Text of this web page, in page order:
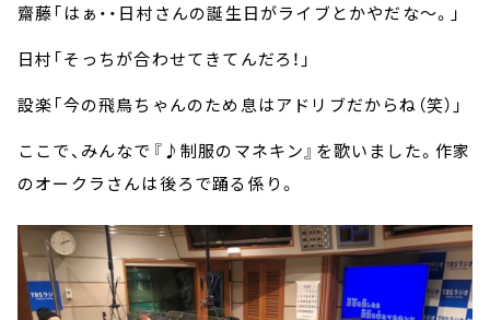
齋藤「はぁ・・日村さんの誕生日がライブとかやだな～。」
日村「そっちが合わせてきてんだろ！」
設楽「今の飛鳥ちゃんのため息はアドリブだからね（笑）」
ここで、みんなで『♪制服のマネキン』を歌いました。作家
のオークラさんは後ろで踊る係り。